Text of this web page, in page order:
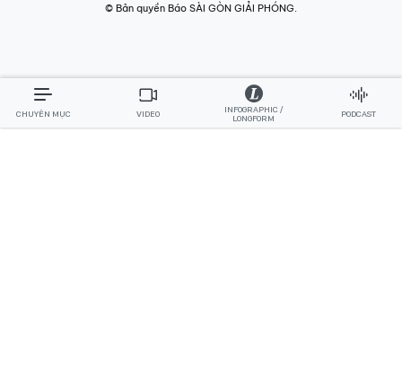
© Bản quyền Báo SÀI GÒN GIẢI PHÓNG.
CHUYÊN MỤC VIDEO
INFOGRAPHIC /
LONGFORM
PODCAST